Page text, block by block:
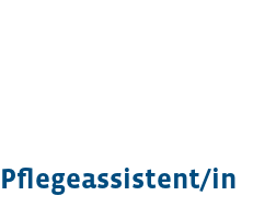
Pflegeassistent/in